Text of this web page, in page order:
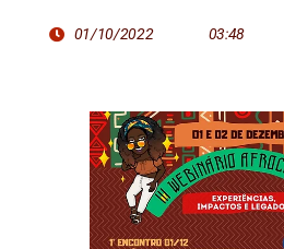
01/10/2022 03:48